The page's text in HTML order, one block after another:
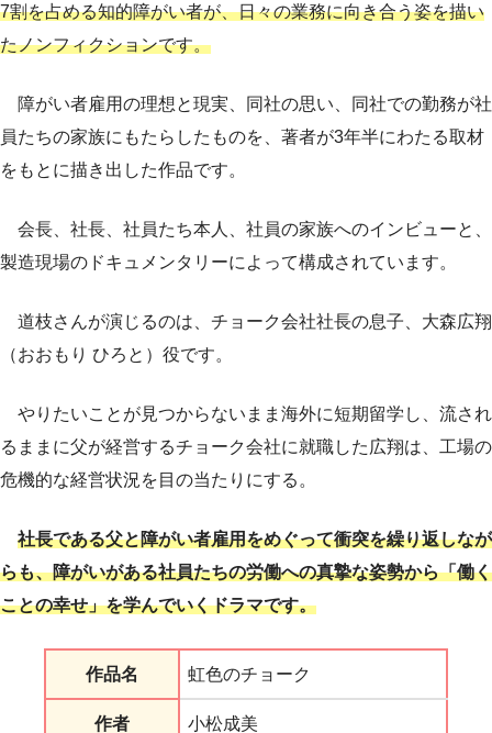
7割を占める知的障がい者が、日々の業務に向き合う姿を描い
たノンフィクションです。
障がい者雇用の理想と現実、同社の思い、同社での勤務が社
員たちの家族にもたらしたものを、著者が3年半にわたる取材
をもとに描き出した作品です。
会長、社長、社員たち本人、社員の家族へのインビューと、
製造現場のドキュメンタリーによって構成されています。
道枝さんが演じるのは、チョーク会社社長の息子、大森広翔
（おおもり ひろと）役です。
やりたいことが見つからないまま海外に短期留学し、流され
るままに父が経営するチョーク会社に就職した広翔は、工場の
危機的な経営状況を目の当たりにする。
社長である父と障がい者雇用をめぐって衝突を繰り返しなが
らも、障がいがある社員たちの労働への真摯な姿勢から「働く
ことの幸せ」を学んでいくドラマです。
作品名 虹色のチョーク
作者 小松成美